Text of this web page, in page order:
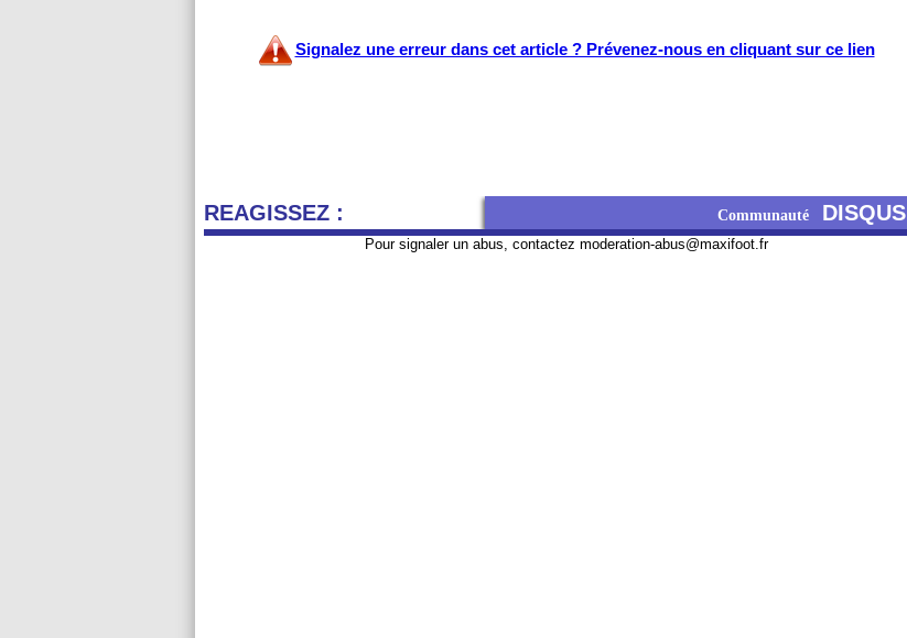
Signalez une erreur dans cet article ? Prévenez-nous en cliquant sur ce lien
REAGISSEZ : Communauté DISQUS
Pour signaler un abus, contactez moderation-abus@maxifoot.fr